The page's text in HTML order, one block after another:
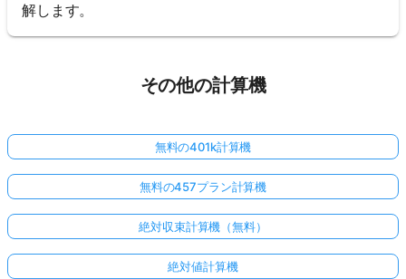
解します。
その他の計算機
無料の401k計算機
無料の457プラン計算機
絶対収束計算機（無料）
絶対値計算機